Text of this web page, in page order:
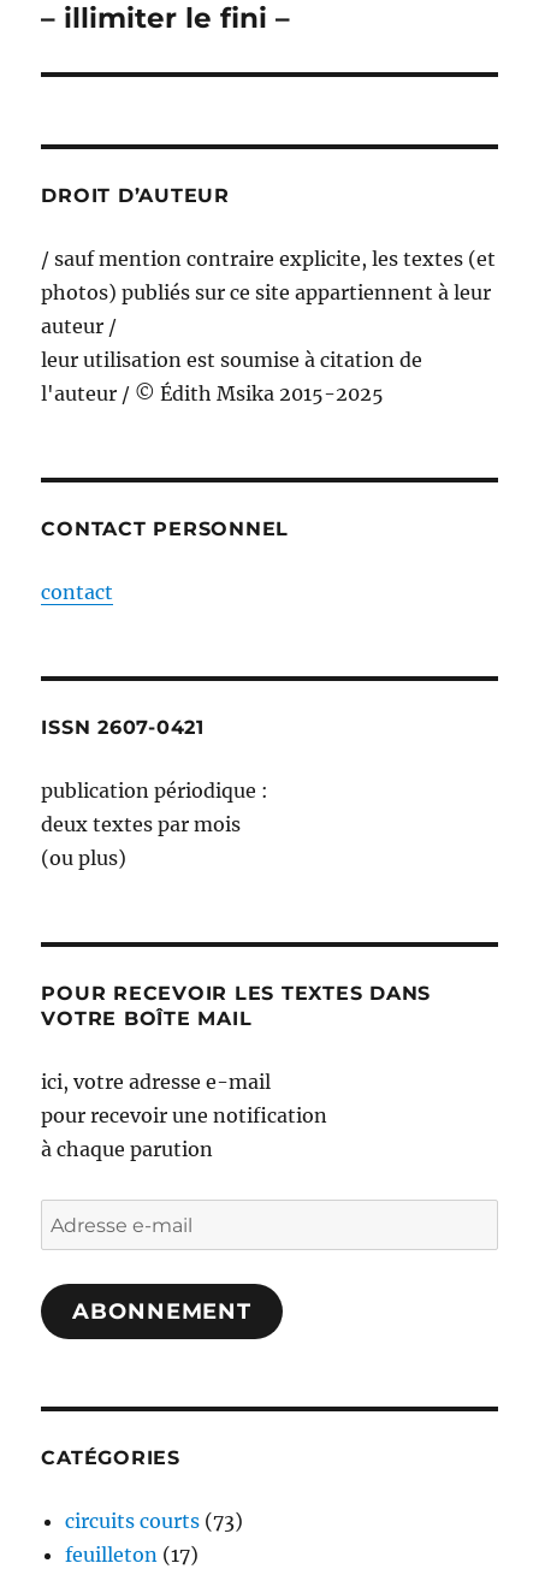
Publication
– illimiter le fini –
DROIT D’AUTEUR
/ sauf mention contraire explicite, les textes (et
photos) publiés sur ce site appartiennent à leur
auteur /
leur utilisation est soumise à citation de
l'auteur / © Édith Msika 2015-2025
CONTACT PERSONNEL
contact
ISSN 2607-0421
publication périodique :
deux textes par mois
(ou plus)
POUR RECEVOIR LES TEXTES DANS
VOTRE BOÎTE MAIL
ici, votre adresse e-mail
pour recevoir une notification
à chaque parution
Adresse
e-
mail
ABONNEMENT
CATÉGORIES
circuits courts (73)
feuilleton (17)